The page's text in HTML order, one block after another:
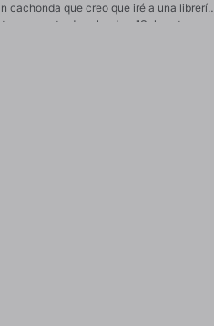
cachonda que creo que iré a una librería
en una tarde soleada... "Solo estoy
a casar pronto!". No pasa mucho tiempo
está en la sección interracial de la